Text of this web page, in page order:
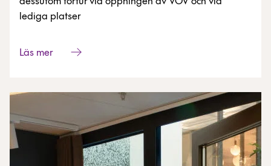
lediga platser
Läs mer